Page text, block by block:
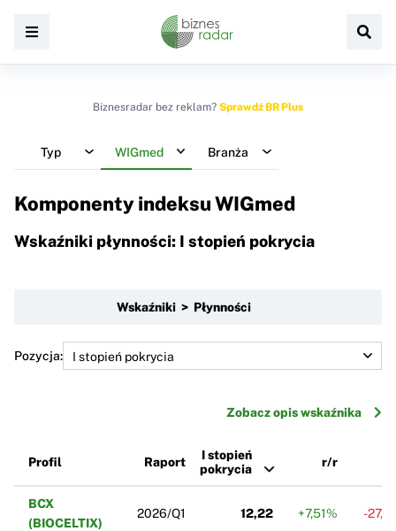
Biznesradar bez reklam? Sprawdź BR Plus
Typ WIGmed Branża
Komponenty indeksuWIGmed
Wskaźniki płynności: I stopień pokrycia
Wskaźniki > Płynności
Pozycja:
Zobacz opis wskaźnika
Profil Raport
I stopień
pokrycia
r/r
BCX
(BIOCELTIX)
2026/Q1 12,22 +7,51% -